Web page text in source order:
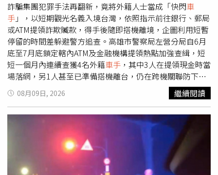
詐騙集團犯罪手法再翻新，竟將外籍人士當成「快閃車
手 」，以短期觀光名義入境台灣，依照指示前往銀行、郵局
或ATM提領詐欺贓款，得手後隨即搭機離境，企圖利用短暫
停留的時間差躲避警方追查。高雄市警察局左營分局自6月
底至7月底鎖定轄內ATM及金融機構提領熱點加強查緝，短
短一個月內連續查獲4名外籍車手 ，其中3人在提領現金時當
場落網，另1人甚至已準備搭機離台，仍在跨機關聯防下於
機場遭攔截，4人最後全數遭法院裁定羈押。警方調查發
現，詐騙集團除了招募台灣本地
，也開始利用外籍人士
以觀光、短期停留等方式入境，待收到指示後前往指定ATM
提領贓款，完成任務便迅速出境。由於犯案及離境時間相當
緊湊，一旦警方追查速度稍慢，就可能面臨嫌犯已經離台的
困境。今年6月底，警方首先在轄區銀行ATM前發現45歲香
港籍李姓男子神情緊張、提領現金時滿頭大汗，員警上前盤
查後，查獲現金新台幣23萬元、金融卡1張及手機1支。7月
08月09日, 2026 繼續閱讀